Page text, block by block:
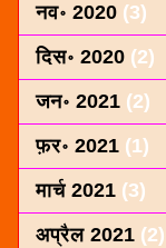
नव॰ 2020 (3)
दिस॰ 2020 (2)
जन॰ 2021 (2)
फ़र॰ 2021 (1)
मार्च 2021 (3)
अप्रैल 2021 (2)